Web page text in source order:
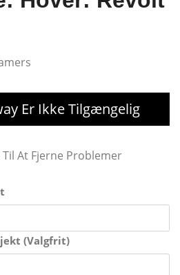
Er Ikke Tilgængelig
At Fjerne Problemer
(Valgfrit)